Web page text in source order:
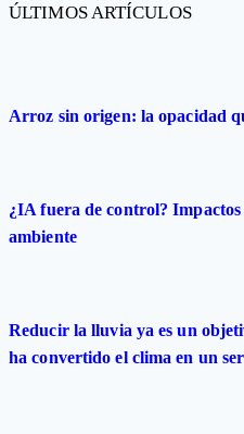
ÚLTIMOS ARTÍCULOS
Arroz sin origen: la opacidad
¿IA fuera de control?
ambiente
Reducir la lluvia ya es un
ha convertido el clima en un